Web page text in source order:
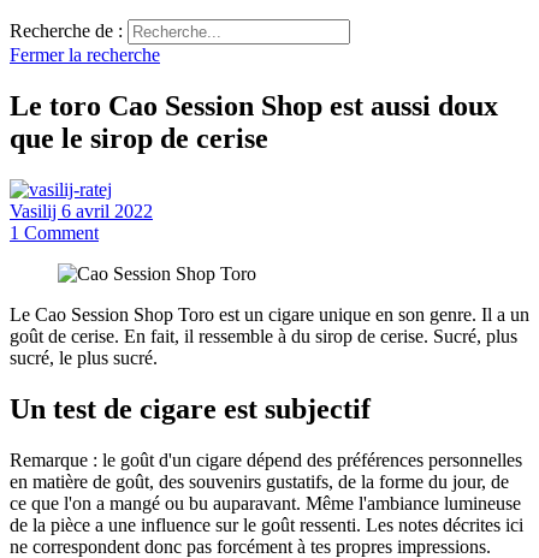
Recherche de :
Fermer la recherche
Le toro Cao Session Shop est aussi doux
que le sirop de cerise
Vasilij 6 avril 2022
1 Comment
Le Cao Session Shop Toro est un cigare unique en son genre. Il a un
goût de cerise. En fait, il ressemble à du sirop de cerise. Sucré, plus
sucré, le plus sucré.
Un test de cigare est subjectif
Remarque : le goût d'un cigare dépend des préférences personnelles
en matière de goût, des souvenirs gustatifs, de la forme du jour, de
ce que l'on a mangé ou bu auparavant. Même l'ambiance lumineuse
de la pièce a une influence sur le goût ressenti. Les notes décrites ici
ne correspondent donc pas forcément à tes propres impressions.